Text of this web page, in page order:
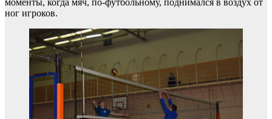
ног игроков.